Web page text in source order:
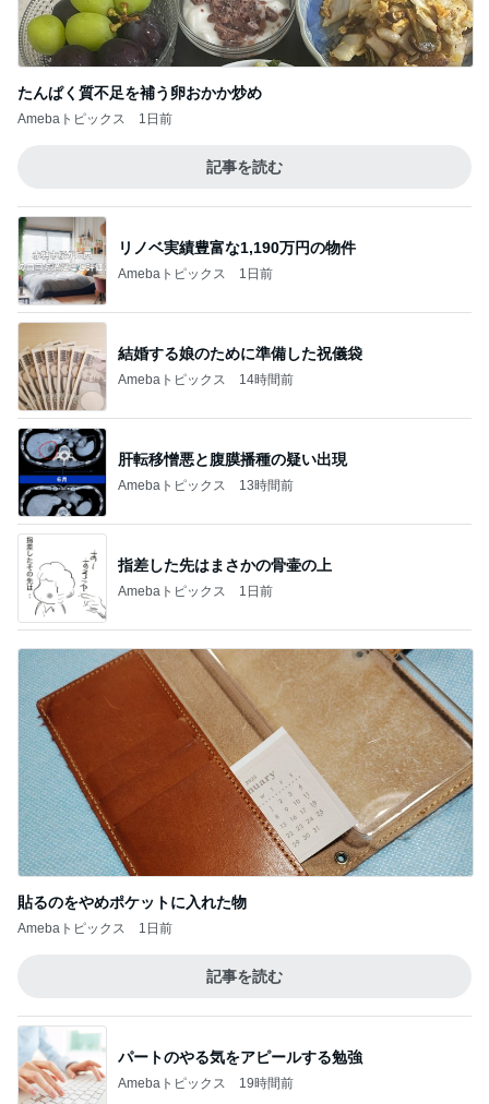
たんぱく質不足を補う卵おかか炒め
Amebaトピックス 1日前
記事を読む
リノベ実績豊富な1,190万円の物件
Amebaトピックス 1日前
結婚する娘のために準備した祝儀袋
Amebaトピックス 14時間前
肝転移憎悪と腹膜播種の疑い出現
Amebaトピックス 13時間前
指差した先はまさかの骨壷の上
Amebaトピックス 1日前
貼るのをやめポケットに入れた物
Amebaトピックス 1日前
記事を読む
パートのやる気をアピールする勉強
Amebaトピックス 19時間前